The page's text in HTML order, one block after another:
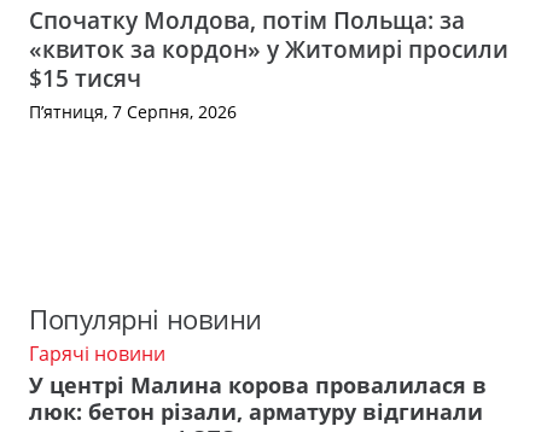
Спочатку Молдова, потім Польща: за
«квиток за кордон» у Житомирі просили
$15 тисяч
П’ятниця, 7 Серпня, 2026
Популярні новини
Гарячі новини
У центрі Малина корова провалилася в
люк: бетон різали, арматуру відгинали